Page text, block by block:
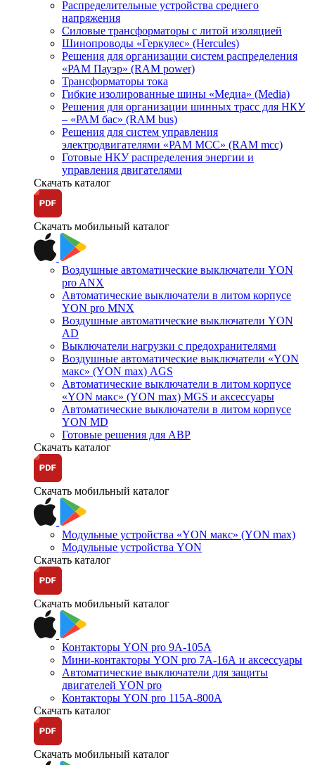
Распределительные устройства среднего
напряжения
Силовые трансформаторы с литой изоляцией
Шинопроводы «Геркулес» (Hercules)
Решения для организации систем распределения
«РАМ Пауэр» (RAM power)
Трансформаторы тока
Гибкие изолированные шины «Медиа» (Media)
Решения для организации шинных трасс для НКУ
– «РАМ бас» (RAM bus)
Решения для систем управления
электродвигателями «РАМ МСС» (RAM mcc)
Готовые НКУ распределения энергии и
управления двигателями
Скачать каталог
Скачать мобильный каталог
Воздушные автоматические выключатели YON
pro ANX
Автоматические выключатели в литом корпусе
YON pro MNX
Воздушные автоматические выключатели YON
AD
Выключатели нагрузки с предохранителями
Воздушные автоматические выключатели «YON
макс» (YON max) AGS
Автоматические выключатели в литом корпусе
«YON макс» (YON max) MGS и аксессуары
Автоматические выключатели в литом корпусе
YON MD
Готовые решения для АВР
Скачать каталог
Скачать мобильный каталог
Модульные устройства «YON макс» (YON max)
Модульные устройства YON
Скачать каталог
Скачать мобильный каталог
Контакторы YON pro 9А-105А
Мини-контакторы YON pro 7А-16А и аксессуары
Автоматические выключатели для защиты
двигателей YON pro
Контакторы YON pro 115А-800А
Скачать каталог
Скачать мобильный каталог